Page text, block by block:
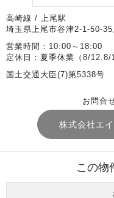
高崎線 / 上尾駅
埼玉県上尾市谷津2-1-50-
営業時間：10:00～18:00
定休日：夏季休業（8/12.8/
国土交通大臣(7)第5338号
お問合
株式会社エ
この物